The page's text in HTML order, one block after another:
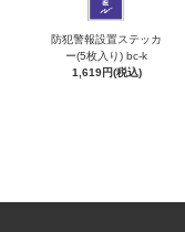
防犯警報設置ステッカ
ー(5枚入り) bc-k
1,619円(税込)